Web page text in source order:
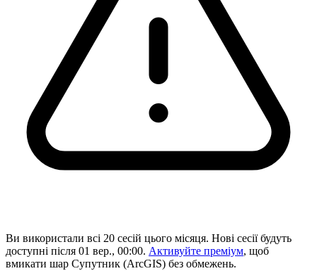
Ви використали всі 20 сесій цього місяця. Нові сесії будуть
доступні після 01 вер., 00:00. Активуйте преміум, щоб
вмикати шар Супутник (ArcGIS) без обмежень.